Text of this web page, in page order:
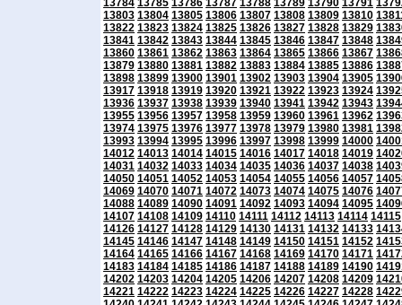
13784 13785 13786 13787 13788 13789 13790 13791
13803 13804 13805 13806 13807 13808 13809 13810
13822 13823 13824 13825 13826 13827 13828 13829
13841 13842 13843 13844 13845 13846 13847 13848
13860 13861 13862 13863 13864 13865 13866 13867
13879 13880 13881 13882 13883 13884 13885 13886
13898 13899 13900 13901 13902 13903 13904 13905
13917 13918 13919 13920 13921 13922 13923 13924
13936 13937 13938 13939 13940 13941 13942 13943
13955 13956 13957 13958 13959 13960 13961 13962
13974 13975 13976 13977 13978 13979 13980 13981
13993 13994 13995 13996 13997 13998 13999 14000
14012 14013 14014 14015 14016 14017 14018 14019
14031 14032 14033 14034 14035 14036 14037 14038
14050 14051 14052 14053 14054 14055 14056 14057
14069 14070 14071 14072 14073 14074 14075 14076
14088 14089 14090 14091 14092 14093 14094 14095
14107 14108 14109 14110 14111 14112 14113 14114 14115
14126 14127 14128 14129 14130 14131 14132 14133
14145 14146 14147 14148 14149 14150 14151 14152
14164 14165 14166 14167 14168 14169 14170 14171
14183 14184 14185 14186 14187 14188 14189 14190
14202 14203 14204 14205 14206 14207 14208 14209
14221 14222 14223 14224 14225 14226 14227 14228